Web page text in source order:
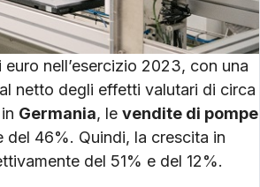
nell’esercizio 2023, con una
netto degli effetti valutari di circa
Germania, le vendite di pompe
46%. Quindi, la crescita in
del 51% e del 12%.